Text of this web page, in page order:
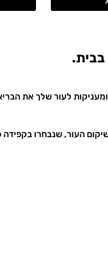
לעור שלך את